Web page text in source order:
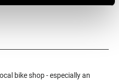
bike shop - especially an